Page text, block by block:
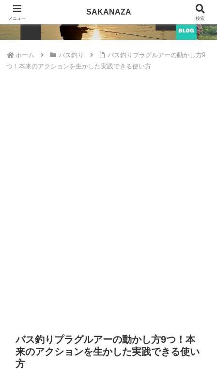
SAKANAZA
ホーム バス釣り
バス釣りプラグルアーの動かし方9
つ！本来のアクションを生かした実践できる使い方
バス釣りプラグルアーの動かし方9つ！本
来のアクションを生かした実践できる使い
方
メニュー
SAKANAZA
検索